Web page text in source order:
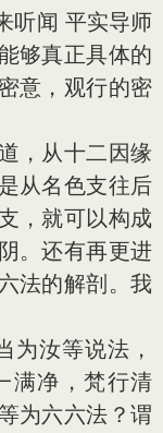
听闻 平实导师
够真正具体的
意，观行的密
，从十二因缘
从名色支往后
，就可以构成
。还有再更进
法的解剖。我
汝等说法，
满净，梵行清
为六六法？谓